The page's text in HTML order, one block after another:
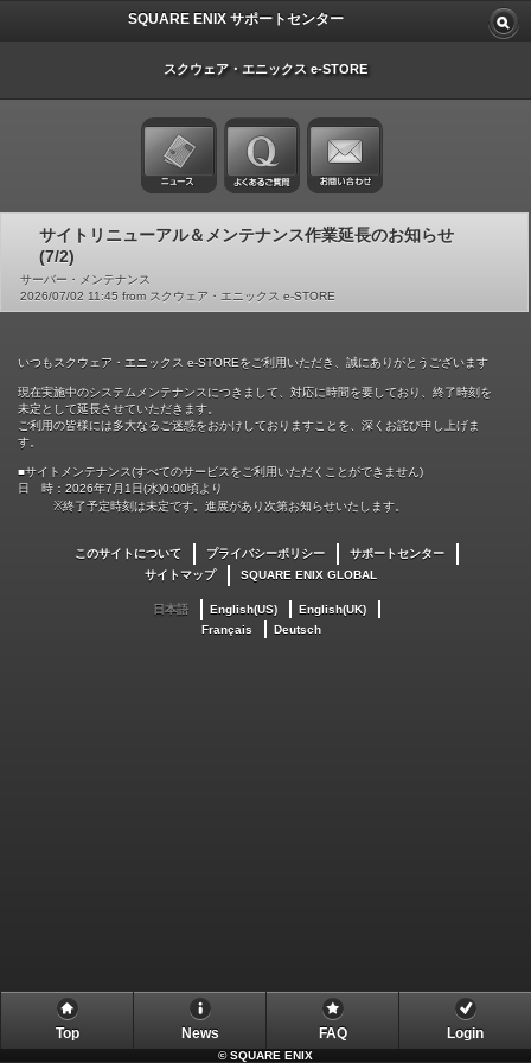
SQUARE ENIX サポートセンター
スクウェア・エニックス e-STORE
サイトリニューアル＆メンテナンス作業延長のお知らせ
(7/2)
サーバー・メンテナンス
2026/07/02 11:45 from スクウェア・エニックス e-STORE
いつもスクウェア・エニックス e-STOREをご利用いただき、誠にありがとうございます
現在実施中のシステムメンテナンスにつきまして、対応に時間を要しており、終了時刻を
未定として延長させていただきます。
ご利用の皆様には多大なるご迷惑をおかけしておりますことを、深くお詫び申し上げま
す。
■サイトメンテナンス(すべてのサービスをご利用いただくことができません)
日 時：2026年7月1日(水)0:00頃より
※終了予定時刻は未定です。進展があり次第お知らせいたします。
このサイトについて プライバシーポリシー
サポートセンター
サイトマップ
SQUARE ENIX GLOBAL
日本語 English(US)
English(UK)
Français
Deutsch
Top News FAQ Login
©SQUARE ENIX